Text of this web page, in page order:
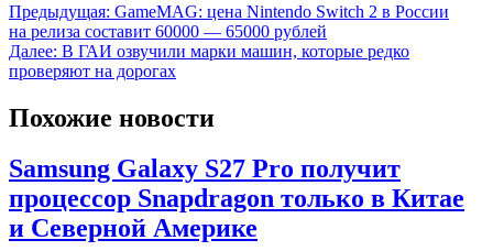
Предыдущая: GameMAG: цена Nintendo Switch 2 в России
на релиза составит 60000 — 65000 рублей
Далее: В ГАИ озвучили марки машин, которые редко
проверяют на дорогах
Похожие новости
Samsung Galaxy S27 Pro получит
процессор Snapdragon только в Китае
и Северной Америке